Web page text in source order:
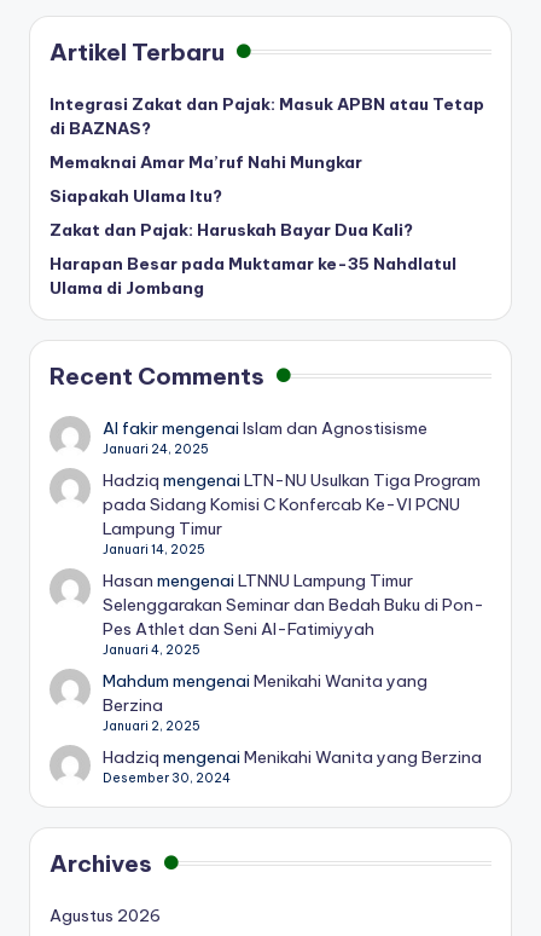
Artikel Terbaru
Integrasi Zakat dan Pajak: Masuk APBN atau Tetap
di BAZNAS?
Memaknai Amar Ma’ruf Nahi Mungkar
Siapakah Ulama Itu?
Zakat dan Pajak: Haruskah Bayar Dua Kali?
Harapan Besar pada Muktamar ke-35 Nahdlatul
Ulama di Jombang
Recent Comments
Al fakirmengenaiIslam dan Agnostisisme
Januari 24, 2025
Hadziq mengenaiLTN-NU Usulkan Tiga Program
pada Sidang Komisi C Konfercab Ke-VI PCNU
Lampung Timur
Januari 14, 2025
Hasan mengenaiLTNNU Lampung Timur
Selenggarakan Seminar dan Bedah Buku di Pon-
Pes Athlet dan Seni Al-Fatimiyyah
Januari 4, 2025
Mahdum mengenaiMenikahi Wanita yang
Berzina
Januari 2, 2025
Hadziq mengenaiMenikahi Wanita yang Berzina
Desember 30, 2024
Archives
Agustus 2026